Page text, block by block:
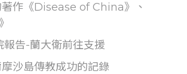
著作《Disease of China》、
報告-蘭大衛前往支援
沙島傳教成功的記錄